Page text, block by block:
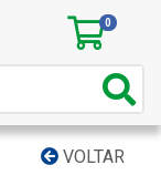
0
VOLTAR